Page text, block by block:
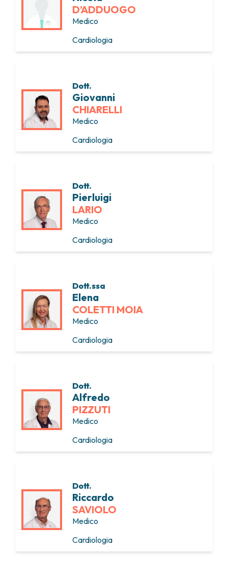
D’ADDUOGO
Medico
Cardiologia
Dott.
Giovanni
CHIARELLI
Medico
Cardiologia
Dott.
Pierluigi
LARIO
Medico
Cardiologia
Dott.ssa
Elena
COLETTI MOIA
Medico
Cardiologia
Dott.
Alfredo
PIZZUTI
Medico
Cardiologia
Dott.
Riccardo
SAVIOLO
Medico
Cardiologia